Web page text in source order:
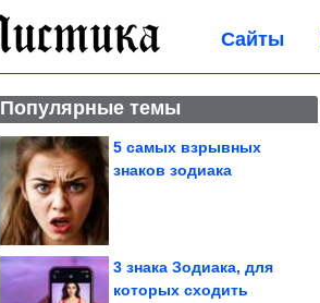
Сайты
Популярные темы
5 самых взрывных
знаков зодиака
3 знака Зодиака, для
которых сходить